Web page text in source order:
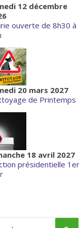
12 décembre
ouverte de 8h30 à
20 mars 2027
de Printemps
18 avril 2027
présidentielle 1er